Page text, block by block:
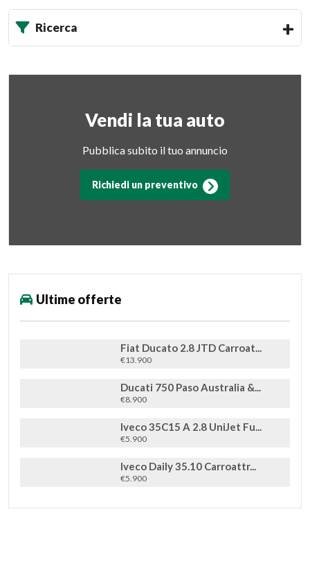
Ricerca
Vendi la tua auto
Pubblica subito il tuo annuncio
Richiedi un preventivo
Ultime offerte
Fiat Ducato 2.8 JTD Carroat...
€13.900
Ducati 750 Paso Australia &...
€8.900
Iveco 35C15 A 2.8 UniJet Fu...
€5.900
Iveco Daily 35.10 Carroattr...
€5.900